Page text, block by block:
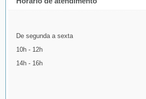
De segunda a sexta
10h - 12h
14h - 16h